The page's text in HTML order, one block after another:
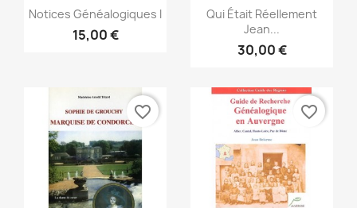
Anteprima
Notices Généalogiques I
15,00 €
Anteprima
Qui Était Réellement
Jean...
30,00 €
favorite_border favorite_border